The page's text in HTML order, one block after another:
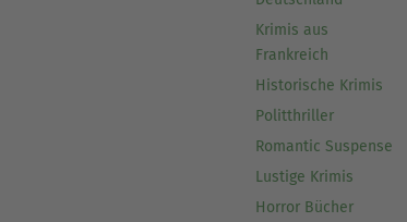
Krimis aus
Frankreich
Historische Krimis
Politthriller
Romantic Suspense
Lustige Krimis
Horror Bücher